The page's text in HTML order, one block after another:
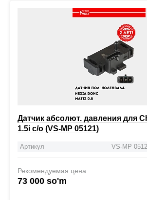
Датчик абсолют. давления для
1.5i с/о (VS-MP 05121)
Артикул VS-MP
Рекомендуемая цена
73 000 so'm